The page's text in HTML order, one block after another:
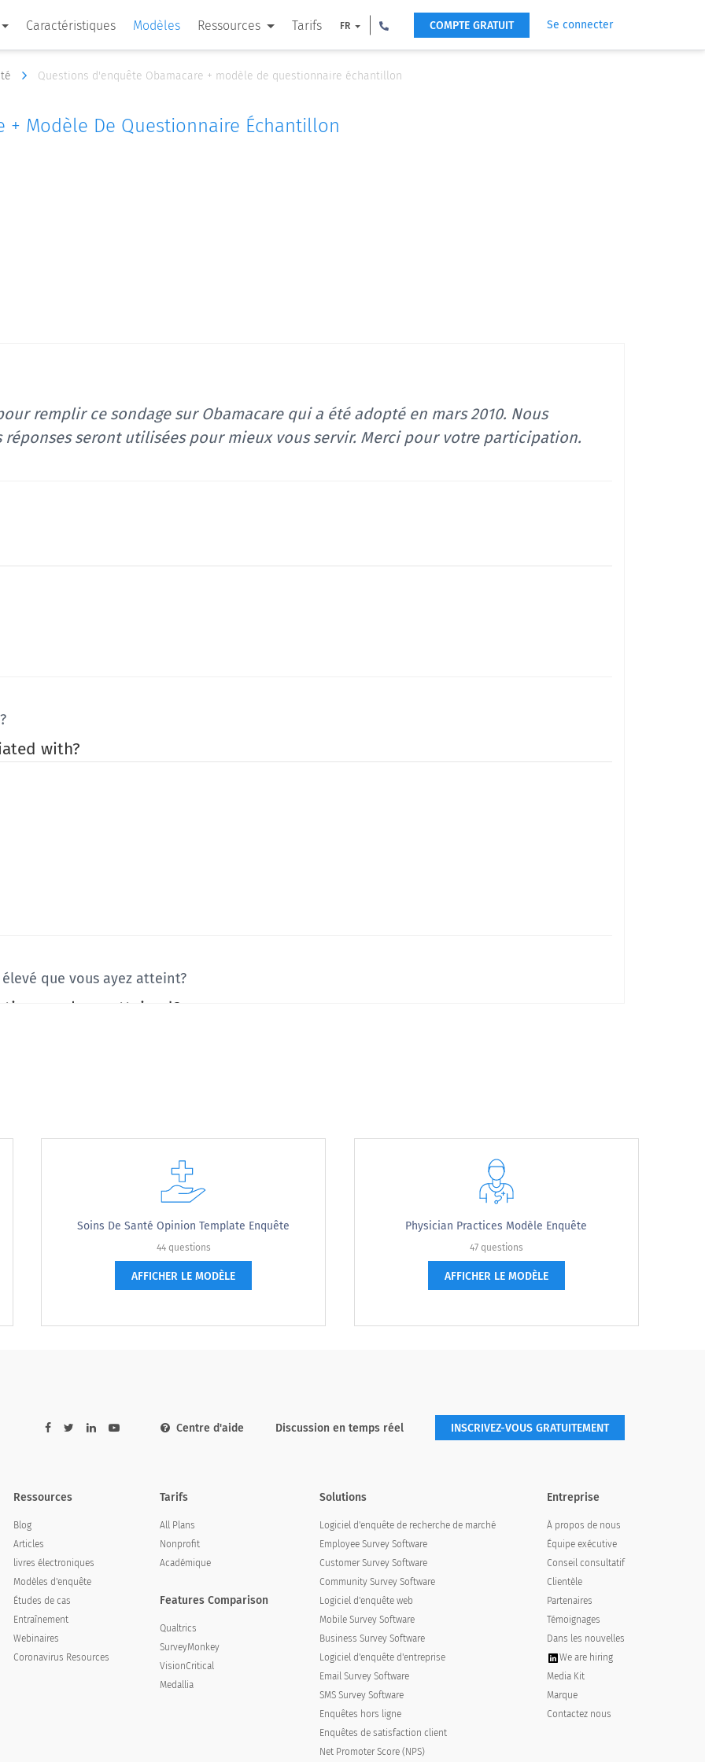
Caractéristiques Modèles Ressources Tarifs FR COMPTE GRATUIT Se connecter
Questions d'enquête Obamacare + modèle de questionnaire échantillon
+ Modèle De Questionnaire Échantillon
remplir ce sondage sur Obamacare qui a été adopté en mars 2010. Nous
seront utilisées pour mieux vous servir. Merci pour votre participation.
with?
que vous ayez atteint?
you have attained?
Soins De Santé Opinion Template Enquête
44 questions
AFFICHER LE MODÈLE
Physician Practices Modèle Enquête
47 questions
AFFICHER LE MODÈLE
Centre d'aide Discussion en temps réel INSCRIVEZ-VOUS GRATUITEMENT
Ressources
Blog
Articles
livres électroniques
Modèles d'enquête
Études de cas
Entraînement
Webinaires
Coronavirus Resources
Tarifs
All Plans
Nonprofit
Académique
Features Comparison
Qualtrics
SurveyMonkey
VisionCritical
Medallia
Solutions
Logiciel d'enquête de recherche de marché
Employee Survey Software
Customer Survey Software
Community Survey Software
Logiciel d'enquête web
Mobile Survey Software
Business Survey Software
Logiciel d'enquête d'entreprise
Email Survey Software
SMS Survey Software
Enquêtes hors ligne
Enquêtes de satisfaction client
Net Promoter Score (NPS)
Entreprise
À propos de nous
Équipe exécutive
Conseil consultatif
Clientèle
Partenaires
Témoignages
Dans les nouvelles
We are hiring
Media Kit
Marque
Contactez nous